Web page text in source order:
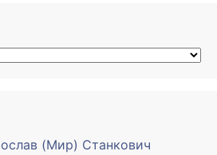
(Мир) Станкович